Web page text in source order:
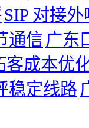
SIP 对接外
通信 广东
客成本优
稳定线路